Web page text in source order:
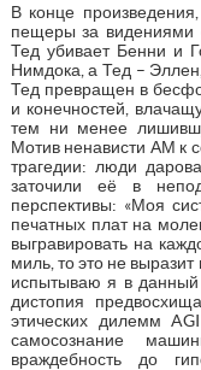
В конце
пещеры за видениями
Тед убивает Бенни и
Нимдока, а Тед –
Тед превращен в
и конечностей,
тем ни менее
Мотив ненависти АМ к
трагедии: люди
заточили её в
перспективы: «Моя
печатных плат на
выгравировать на
миль, то это не
испытываю я в
дистопия
этических дилемм
самосознание
враждебность до